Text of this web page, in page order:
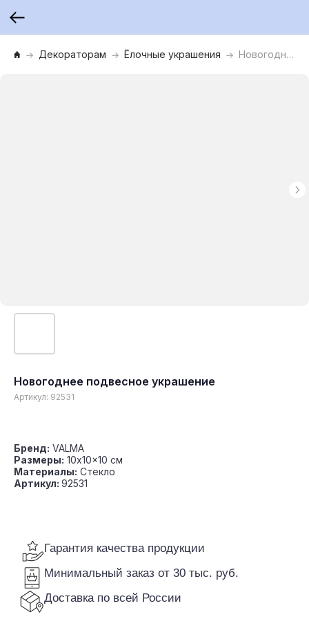
Декораторам Ёлочные украшения Новогоднее подвесное украшение
Новогоднее подвесное украшение
Артикул: 92531
Бренд: VALMA
Размеры: 10x10x10 см
Материалы: Стекло
Артикул: 92531